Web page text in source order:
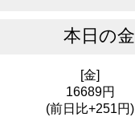
本日の
[金]
16689円
(前日比+251円)